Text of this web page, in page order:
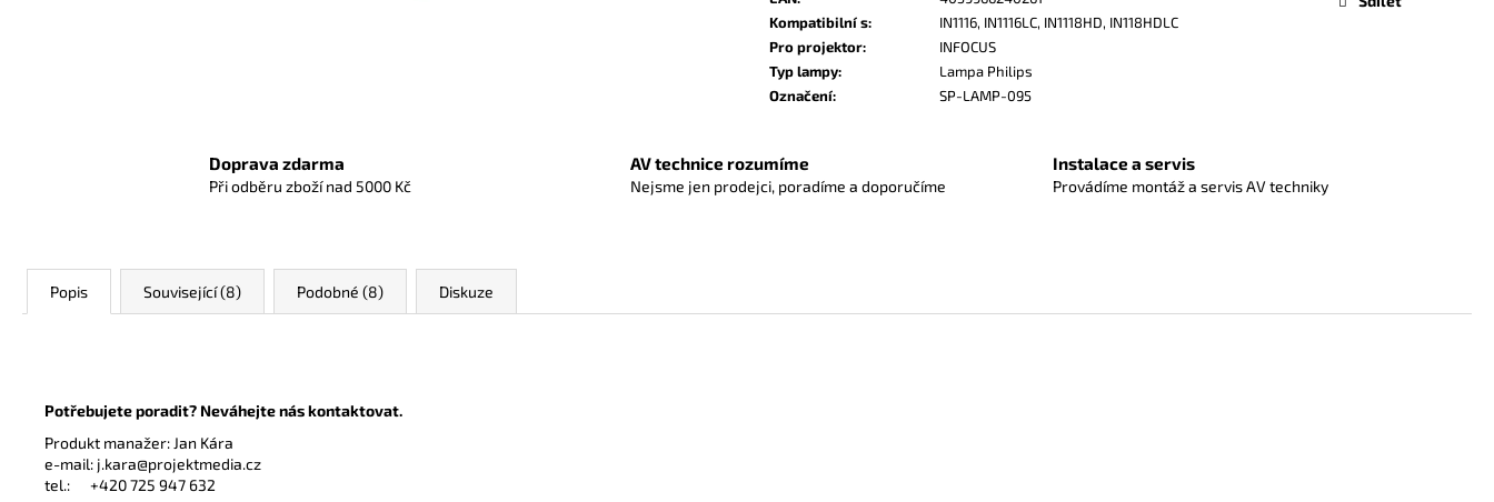
Kompatibilní s:
IN1116, IN1116LC, IN1118HD, IN118HDLC
Pro projektor:
INFOCUS
Typ lampy:
Lampa Philips
Označení: SP-LAMP-095
Doprava zdarma
Při odběru zboží nad 5000 Kč
AV technice rozumíme
Nejsme jen prodejci, poradíme a doporučíme
Instalace a servis
Provádíme montáž a servis AV techniky
Popis Související (8) Podobné (8) Diskuze
Potřebujete poradit? Neváhejte nás kontaktovat.
Produkt manažer: Jan Kára
e-mail: j.kara@projektmedia.cz
tel.: +420 725 947 632